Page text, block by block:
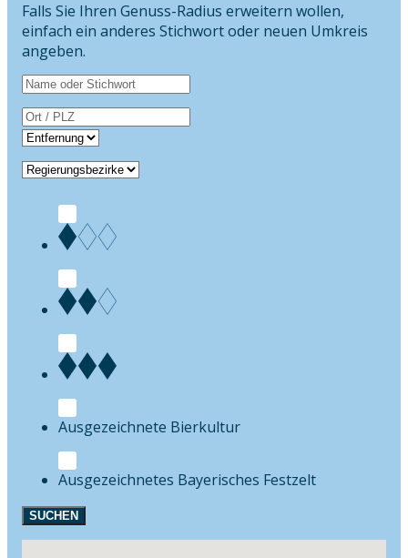
Falls Sie Ihren Genuss-Radius erweitern wollen,
einfach ein anderes Stichwort oder neuen Umkreis
angeben.
Bierkultur
Festzelt
SUCHEN